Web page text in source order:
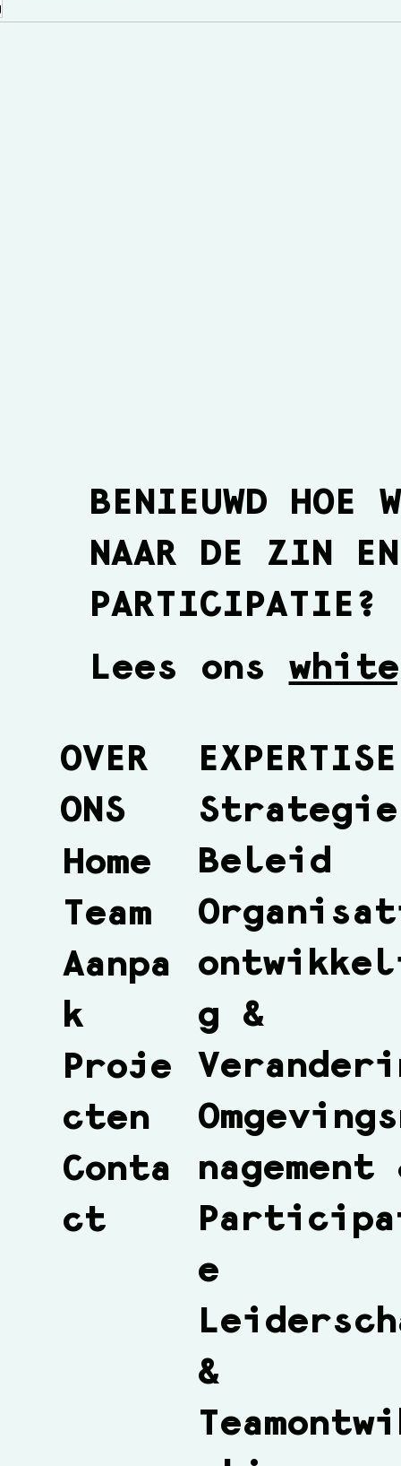
Monique Vermeulen bij
De Selectie
De
OVER
ONS
Home
Team
Aanpa
k
Proje
cten
Conta
ct
BENIEUWD HOE
NAAR DE ZIN
PARTICIPATIE?
Lees ons
EXPERTISE
Beleid
g &
nagement
e
&